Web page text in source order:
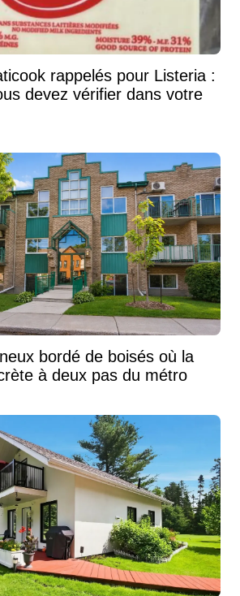
rappelés pour Listeria :
devez vérifier dans votre
bordé de boisés où la
à deux pas du métro